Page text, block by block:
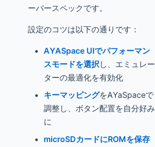
ーバースペックです。
設定のコツは以下の通りです：
AYASpace UIでパフォーマン
スモードを選択し、エミュレー
ターの最適化を有効化
キーマッピングをAYaSpaceで
調整し、ボタン配置を自分好み
に
microSDカードにROMを保存